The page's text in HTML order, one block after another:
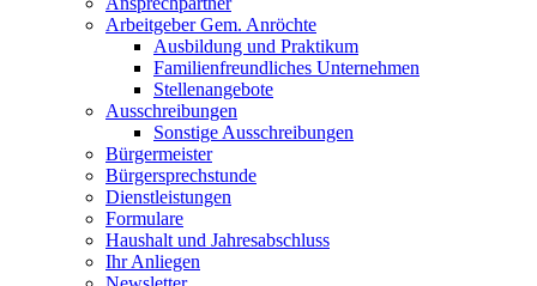
Arbeitgeber Gem. Anröchte
Ausbildung und Praktikum
Familienfreundliches Unternehmen
Stellenangebote
Ausschreibungen
Sonstige Ausschreibungen
Bürgermeister
Bürgersprechstunde
Dienstleistungen
Formulare
Haushalt und Jahresabschluss
Ihr Anliegen